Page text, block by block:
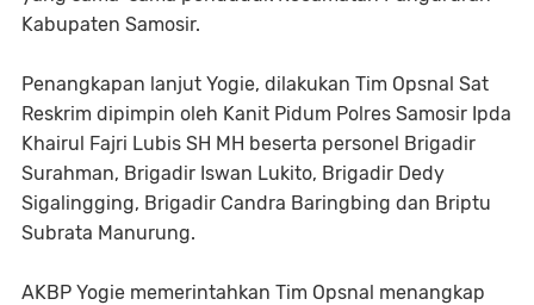
Kabupaten Samosir.
Penangkapan lanjut Yogie, dilakukan Tim Opsnal Sat
Reskrim dipimpin oleh Kanit Pidum Polres Samosir Ipda
Khairul Fajri Lubis SH MH beserta personel Brigadir
Surahman, Brigadir Iswan Lukito, Brigadir Dedy
Sigalingging, Brigadir Candra Baringbing dan Briptu
Subrata Manurung.
AKBP Yogie memerintahkan Tim Opsnal menangkap